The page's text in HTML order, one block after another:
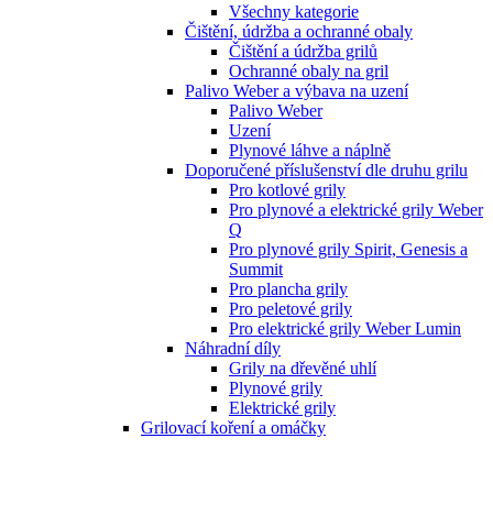
Všechny kategorie
Čištění, údržba a ochranné obaly
Čištění a údržba grilů
Ochranné obaly na gril
Palivo Weber a výbava na uzení
Palivo Weber
Uzení
Plynové láhve a náplně
Doporučené příslušenství dle druhu grilu
Pro kotlové grily
Pro plynové a elektrické grily Weber
Q
Pro plynové grily Spirit, Genesis a
Summit
Pro plancha grily
Pro peletové grily
Pro elektrické grily Weber Lumin
Náhradní díly
Grily na dřevěné uhlí
Plynové grily
Elektrické grily
Grilovací koření a omáčky